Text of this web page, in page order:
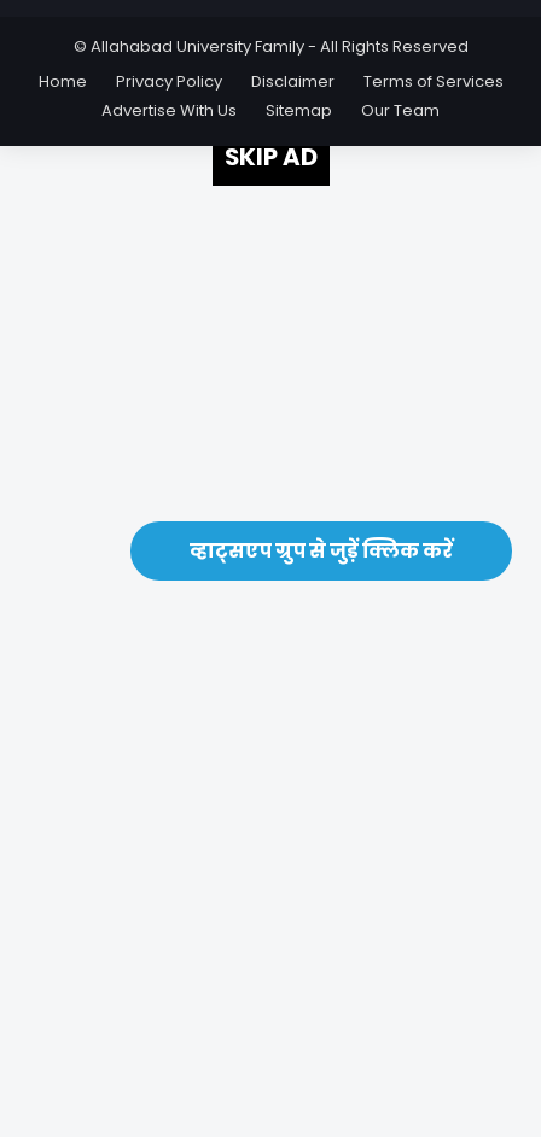
व्हाट्सएप ग्रुप से जुड़ें क्लिक करें
© Allahabad University Family - All Rights Reserved
Home
Privacy Policy Disclaimer
Terms of Services
Advertise With Us
Sitemap Our Team
SKIP AD